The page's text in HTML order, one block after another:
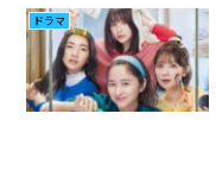
ドラマ